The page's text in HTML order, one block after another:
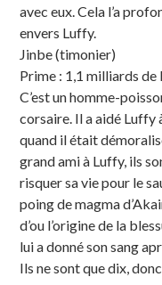
avec eux. Cela l’a
envers Luffy.
Jinbe (timonier)
Prime : 1,1 milliards de
C’est un homme-
corsaire. Il a aidé Luffy
quand il était
grand ami à Luffy, ils
risquer sa vie pour le
poing de magma
d’ou l’origine de la
lui a donné son sang
Ils ne sont que dix,